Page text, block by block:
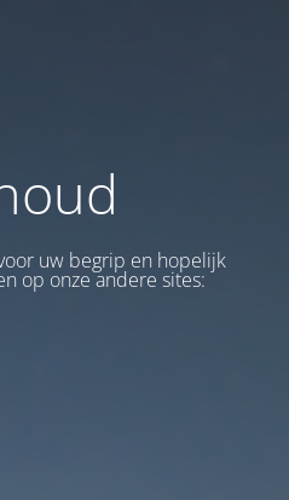
uw begrip en hopelijk
op onze andere sites: